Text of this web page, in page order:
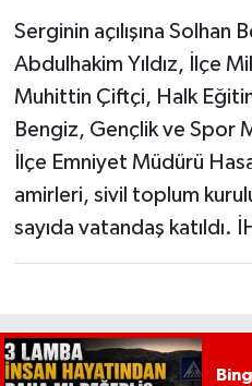
Serginin açılışına Solhan
Abdulhakim Yıldız, İlçe
Muhittin Çiftçi, Halk
Bengiz, Gençlik ve Spor
İlçe Emniyet Müdürü
amirleri, sivil toplum
sayıda vatandaş katıldı.